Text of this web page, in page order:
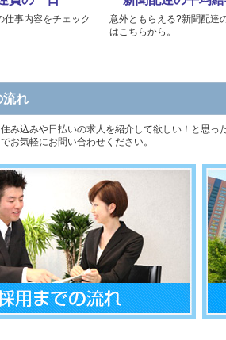
仕事内容をチェック
意外ともらえる?新聞配達
はこちらから。
流れ
み込みや日払いの求人を紹介して欲しい！と思
お気軽にお問い合わせください。